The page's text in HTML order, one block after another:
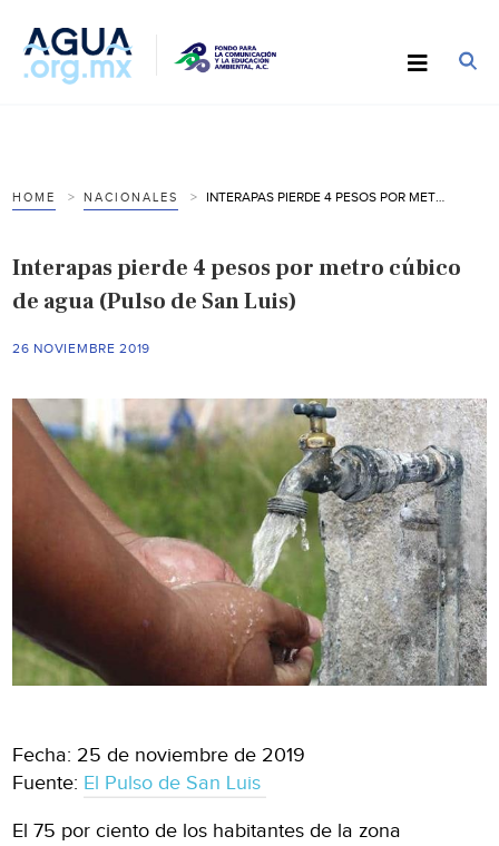
HOME NACIONALES
Interapas pierde 4 pesos por metro cúbico
de agua (Pulso de San Luis)
26 NOVIEMBRE 2019
Fecha: 25 de noviembre de 2019
Fuente: El Pulso de San Luis
El 75 por ciento de los habitantes de la zona